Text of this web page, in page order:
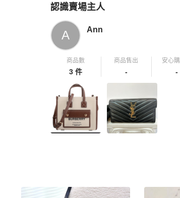
認識賣場主人
PopChill 拍拍圈嚴選賣家
A Ann
商品數
3 件
商品售出
-
安心
-